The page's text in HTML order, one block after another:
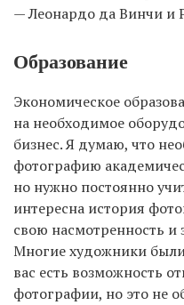
— Леонардо да Винчи и
Образование
Экономическое
на необходимое
бизнес. Я думаю, что
фотографию
но нужно постоянно
интересна история
свою насмотренность
Многие художники
вас есть возможность
фотографии, но это не